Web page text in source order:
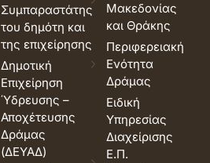
Συμπαραστάτης
του δημότη και
της επιχείρησης
Δημοτική
Επιχείρηση
Ύδρευσης –
Αποχέτευσης
Δράμας
(ΔΕΥΑΔ)
Μακεδονίας
και Θράκης
Περιφερειακή
Ενότητα
Δράμας
Ειδική
Υπηρεσίας
Διαχείρισης
Ε.Π.